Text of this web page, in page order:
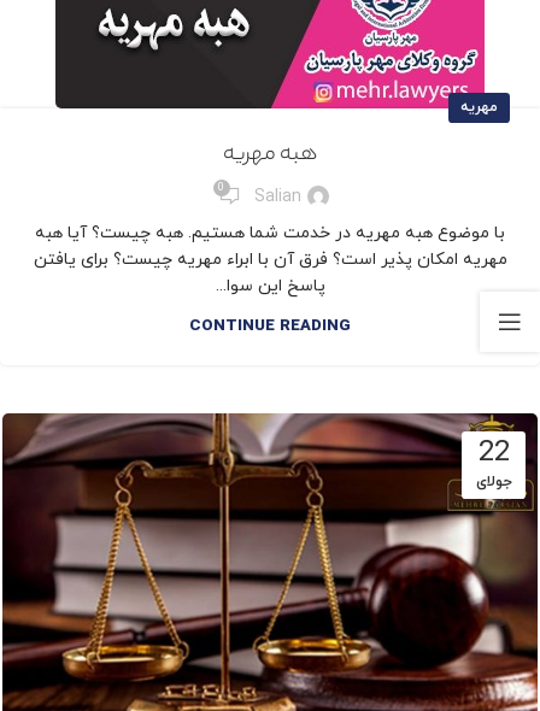
مهریه
هبه مهریه
Salian
0
با موضوع هبه مهریه در خدمت شما هستیم. هبه چیست؟ آیا هبه
مهریه امکان پذیر است؟ فرق آن با ابراء مهریه چیست؟ برای یافتن
پاسخ این سوا...
CONTINUE READING
22
جولای